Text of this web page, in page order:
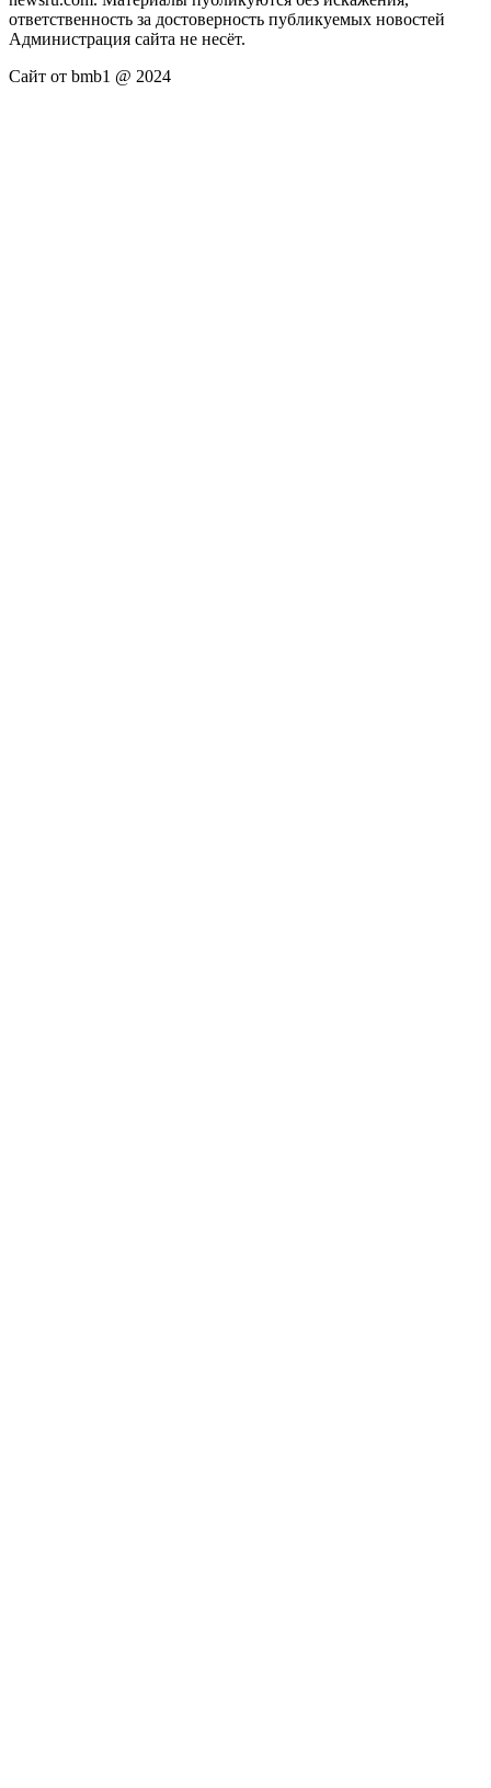
ответственность за достоверность публикуемых новостей
Администрация сайта не несёт.
Сайт от bmb1 @ 2024